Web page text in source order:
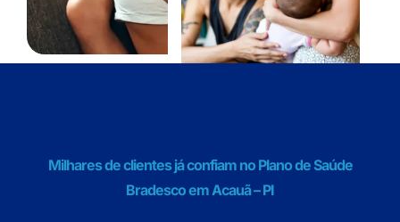
Milhares de clientes já confiam no Plano de Saúde
Bradesco em Acauã – PI